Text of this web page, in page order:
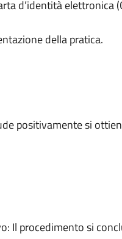
d’identità elettronica
della pratica.
positivamente si
Il procedimento si